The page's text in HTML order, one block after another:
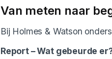
Van meten naar
Bij Holmes & Watson
Report – Wat gebeurde